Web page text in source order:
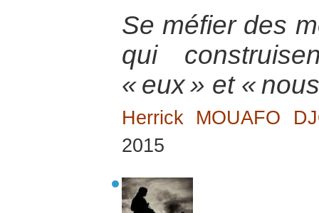
Se méfier des
qui
« eux » et «
Herrick MOUAFO
2015